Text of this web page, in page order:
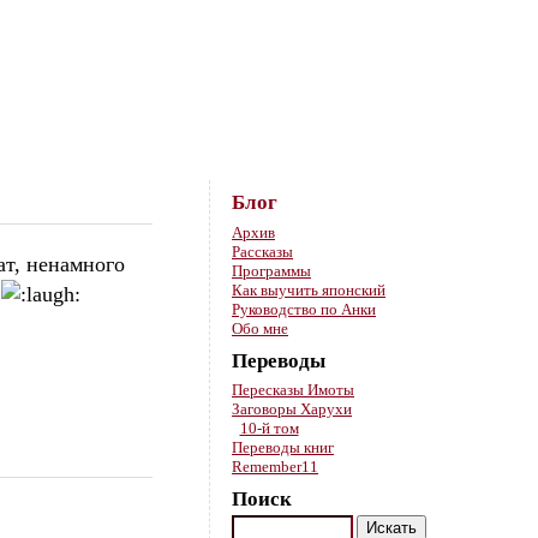
ненамного
Блог
Архив
Рассказы
Программы
Как выучить японский
Руководство по Анки
Обо мне
Переводы
Пересказы Имоты
Заговоры Харухи
10-й том
Переводы книг
Remember11
Поиск